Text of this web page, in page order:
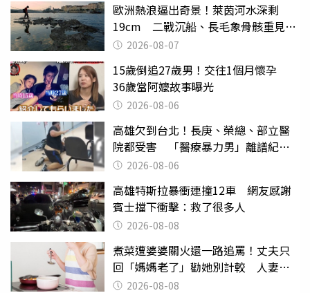
歐洲熱浪逼出奇景！萊茵河水深剩
19cm 二戰沉船、長毛象骨骸重見天
日 2026-08-07
15歲倒追27歲男！交往1個月懷孕
36歲當阿嬤故事曝光
2026-08-06
高雄欠到台北！長庚、榮總、部立醫
院都受害 「醫療暴力男」離譜紀錄
曝光2026-08-06
高雄特斯拉暴衝連撞12車 網友感謝
賓士擋下衝擊：救了很多人
2026-08-08
煮菜遭婆婆關火還一路追罵！丈夫只
回「媽媽老了」勸她別計較 人妻超
崩潰：我像台傭
2026-08-08